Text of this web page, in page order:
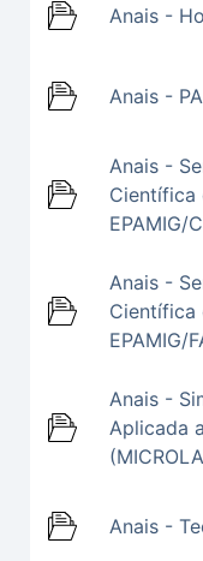
Anais -
Anais -
Anais -
Científica
EPAMIG/
Anais -
Científica
EPAMIG/
Anais -
Aplicada
Anais -